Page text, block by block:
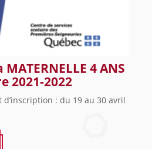
4 ANS
2021-2022
d’inscription : du 19 au 30 avril